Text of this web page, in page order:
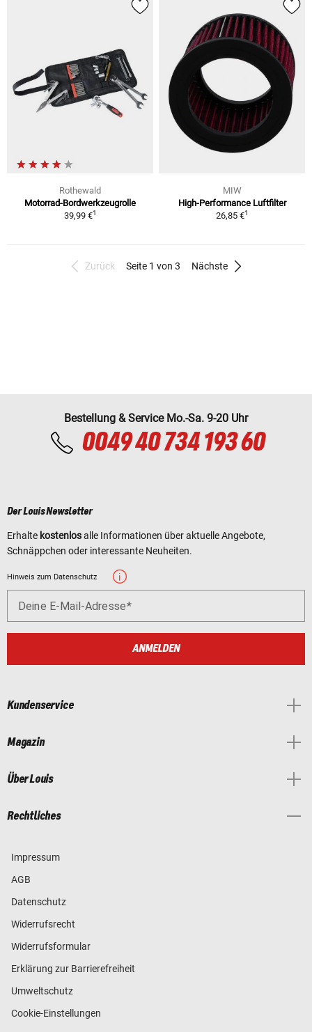
Rothewald
Motorrad-Bordwerkzeugrolle
39,99 €1
MIW
High-Performance Luftfilter
26,85 €1
Zurück Seite 1 von 3 Nächste
Bestellung & Service Mo.-Sa. 9-20 Uhr
0049 40 734 193 60
Der Louis Newsletter
Erhalte kostenlosalle Informationen über aktuelle Angebote,
Schnäppchen oder interessante Neuheiten.
Hinweis zum Datenschutz
Deine E-Mail-Adresse
ANMELDEN
Kundenservice
Magazin
Über Louis
Rechtliches
Impressum
AGB
Datenschutz
Widerrufsrecht
Widerrufsformular
Erklärung zur Barrierefreiheit
Umweltschutz
Cookie-Einstellungen